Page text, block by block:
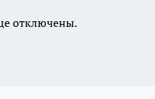
отключены.